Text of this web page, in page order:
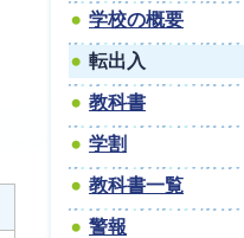
学校の概要
転出入
教科書
学割
教科書一覧
警報